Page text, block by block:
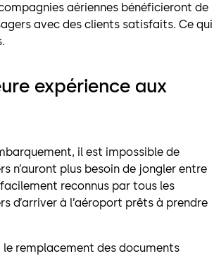
aériennes bénéficieront de
avec des clients satisfaits. Ce qui
expérience aux
il est impossible de
n’auront plus besoin de jongler entre
reconnus par tous les
d’arriver à l’aéroport prêts à prendre
le remplacement des documents